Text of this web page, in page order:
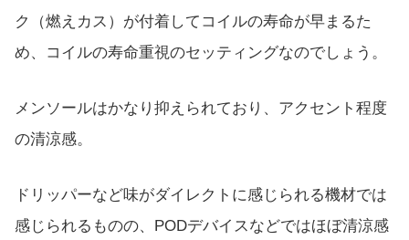
ク（燃えカス）が付着してコイルの寿命が早まるた
め、コイルの寿命重視のセッティングなのでしょう。
メンソールはかなり抑えられており、アクセント程度
の清涼感。
ドリッパーなど味がダイレクトに感じられる機材では
感じられるものの、PODデバイスなどではほぼ清涼感